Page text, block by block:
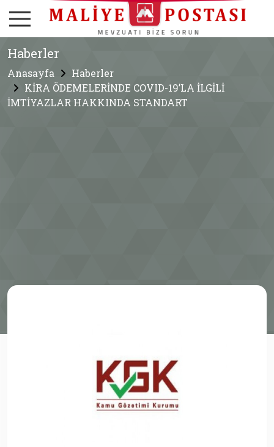
Haberler
Anasayfa
Haberler
KİRA ÖDEMELERİNDE COVID-19’LA İLGİLİ
İMTİYAZLAR HAKKINDA STANDART